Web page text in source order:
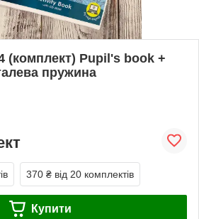
(комплект) Pupil's book +
пружина
370 ₴ від 20 комплектів
Купити